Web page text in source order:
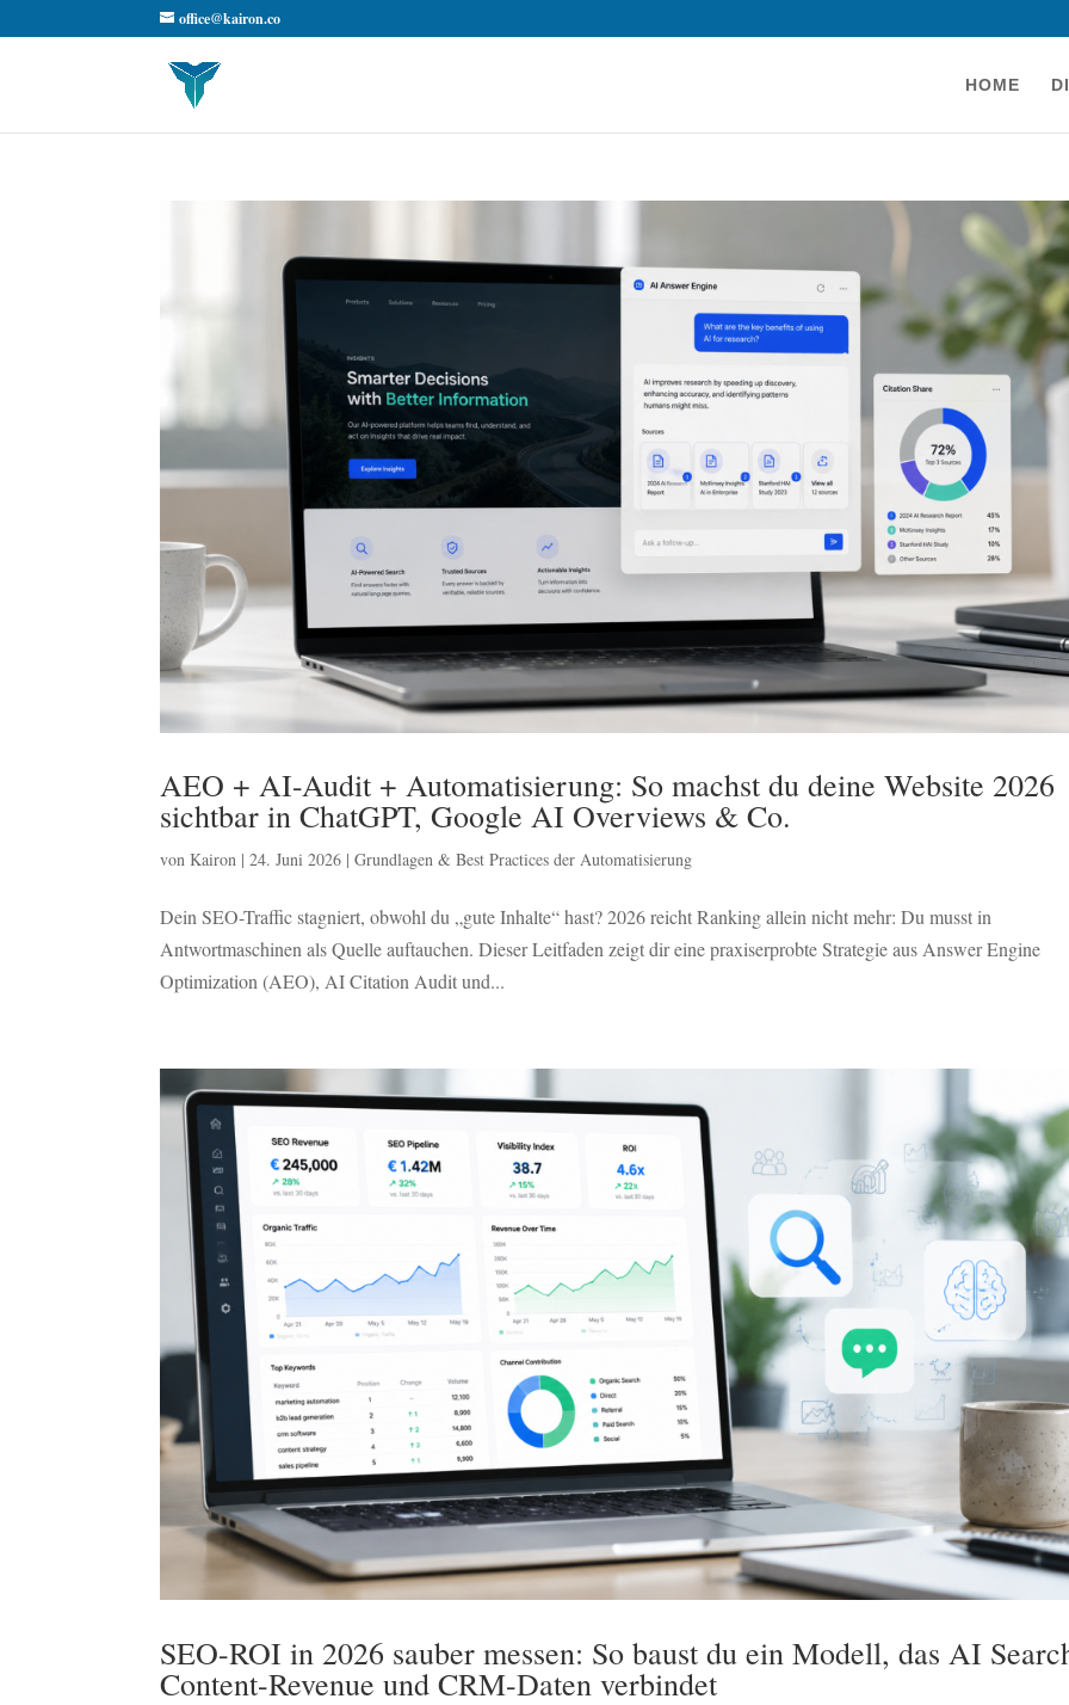
office@kairon.co
HOME
AEO + AI-Audit + Automatisierung: So machst du deine Website 2026
sichtbar in ChatGPT, Google AI Overviews & Co.
vonKairon |24. Juni 2026 |Grundlagen & Best Practices der Automatisierung
Dein SEO-Traffic stagniert, obwohl du „gute Inhalte“ hast? 2026 reicht Ranking allein nicht mehr: Du musst in
Antwortmaschinen als Quelle auftauchen. Dieser Leitfaden zeigt dir eine praxiserprobte Strategie aus Answer Engine
Optimization (AEO), AI Citation Audit und...
SEO-ROI in 2026 sauber messen: So baust du ein Modell, das AI
Content-Revenue und CRM-Daten verbindet